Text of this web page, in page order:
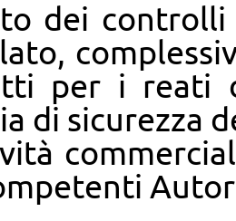
dei controlli
per i reati
di sicurezza